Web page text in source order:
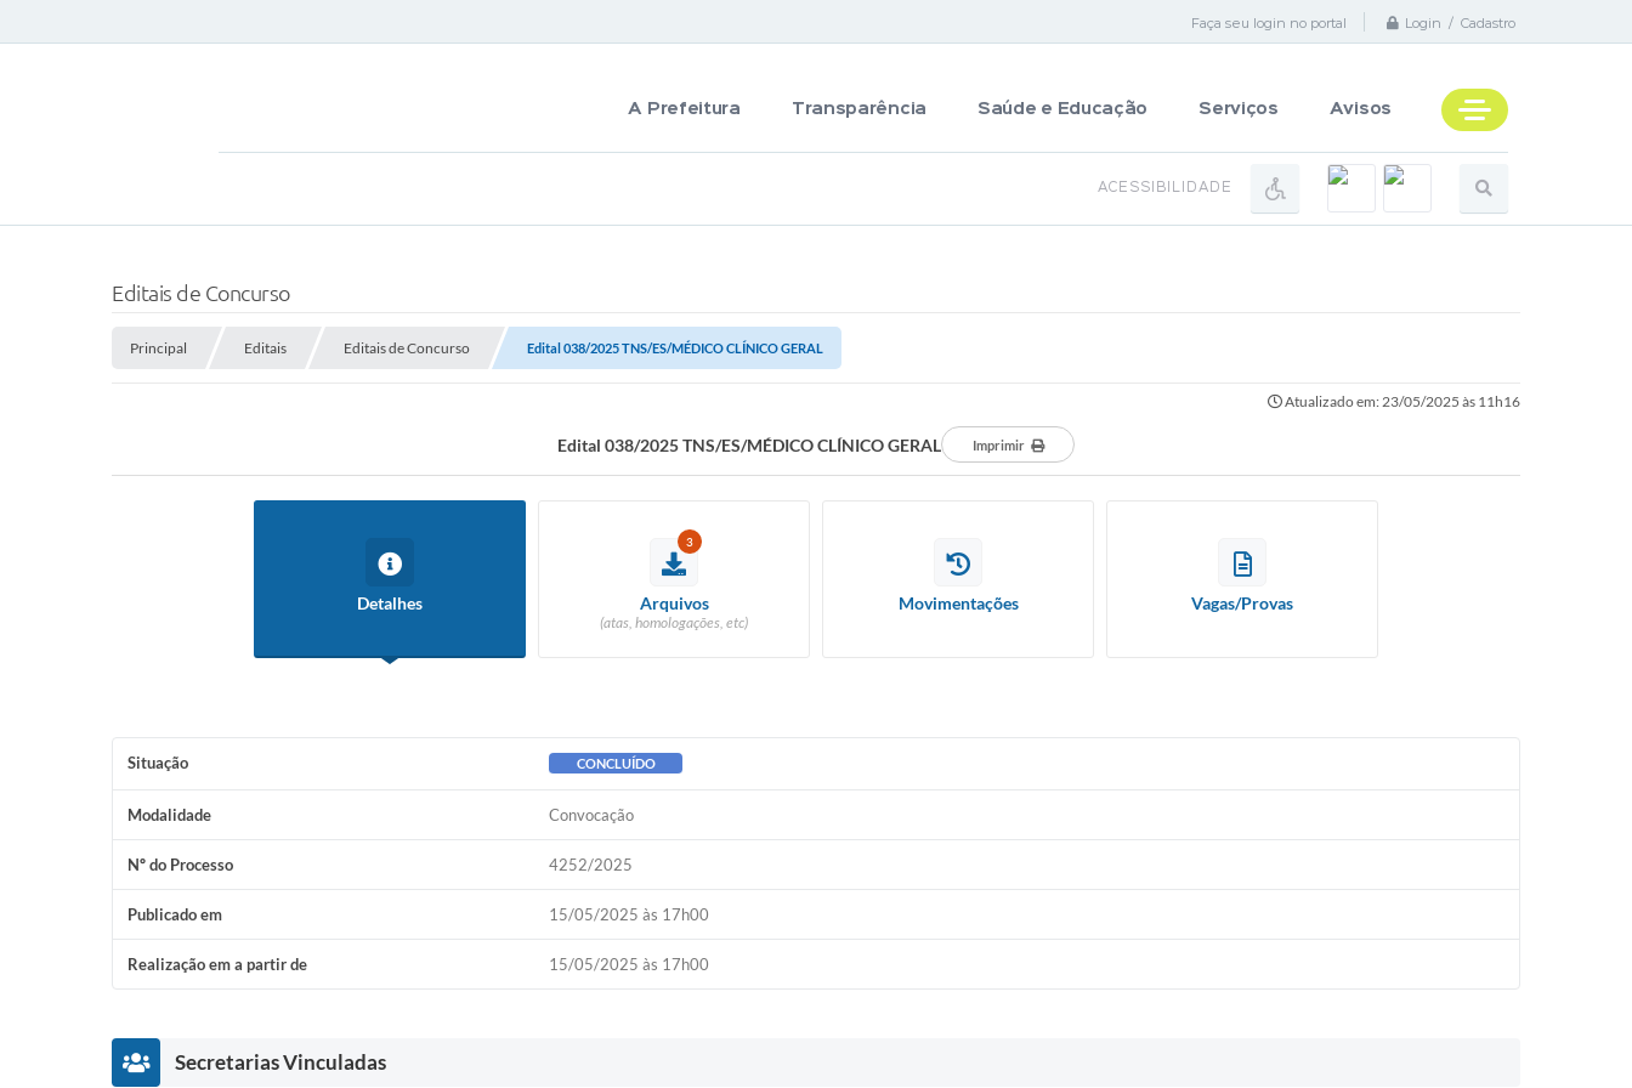
Faça seu login no portal Login / Cadastro
A Prefeitura Transparência Saúde e Educação Serviços Avisos
ACESSIBILIDADE
Editais de Concurso
Principal Editais Editais de Concurso Edital 038/2025 TNS/ES/MÉDICO CLÍNICO GERAL
Atualizado em: 23/05/2025 às 11h16
Edital 038/2025 TNS/ES/MÉDICO CLÍNICO GERAL Imprimir
Detalhes
3
Arquivos
(atas, homologações, etc)
Movimentações Vagas/Provas
Situação CONCLUÍDO
Modalidade Convocação
Nº do Processo 4252/2025
Publicado em 15/05/2025 às 17h00
Realização em a partir de 15/05/2025 às 17h00
Secretarias Vinculadas